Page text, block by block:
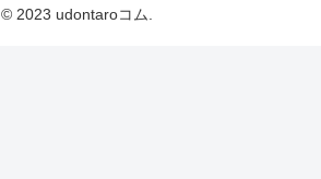
© 2023 udontaroコム.